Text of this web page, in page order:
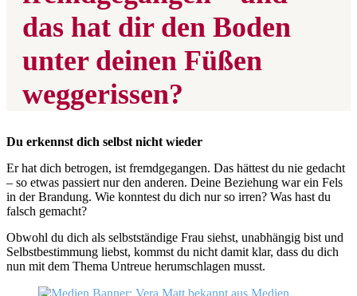
das hat dir den Boden
unter deinen Füßen
weggerissen?
Du erkennst dich selbst nicht wieder
Er hat dich betrogen, ist fremdgegangen. Das hättest du nie gedacht
– so etwas passiert nur den anderen. Deine Beziehung war ein Fels
in der Brandung. Wie konntest du dich nur so irren? Was hast du
falsch gemacht?
Obwohl du dich als selbstständige Frau siehst, unabhängig bist und
Selbstbestimmung liebst, kommst du nicht damit klar, dass du dich
nun mit dem Thema Untreue herumschlagen musst.